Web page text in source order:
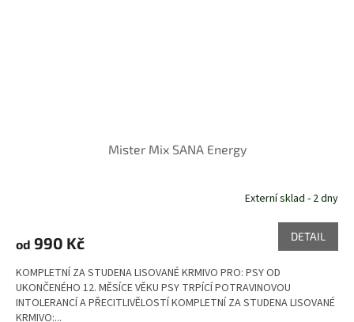
Mister Mix SANA Energy
Externí sklad - 2 dny
od 990 Kč DETAIL
KOMPLETNÍ ZA STUDENA LISOVANÉ KRMIVO PRO: PSY OD
UKONČENÉHO 12. MĚSÍCE VĚKU PSY TRPÍCÍ POTRAVINOVOU
INTOLERANCÍ A PŘECITLIVĚLOSTÍ KOMPLETNÍ ZA STUDENA LISOVANÉ
KRMIVO:...